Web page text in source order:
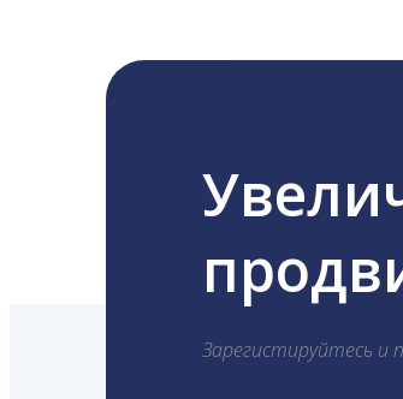
Зарегистируйтесь и